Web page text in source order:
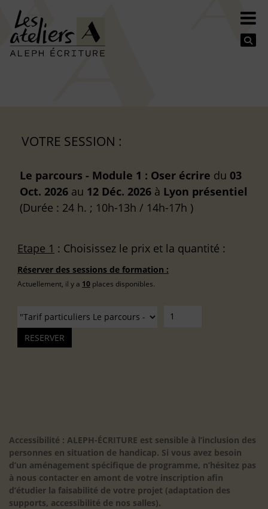
VOTRE SESSION :
Le parcours - Module 1 : Oser écrire du 03
Oct. 2026 au 12 Déc. 2026 à Lyon présentiel
(Durée : 24 h. ; 10h-13h / 14h-17h )
Etape 1 : Choisissez le prix et la quantité :
Réserver des sessions de formation :
Actuellement, il y a 10 places disponibles.
Accessibilité : ALEPH-ÉCRITURE est sensible à l’inclusion des
personnes en situation de handicap. Si vous avez besoin
d’un aménagement spécifique de programme, n’hésitez pas
à nous contacter en amont de votre inscription afin
d’étudier la faisabilité de votre projet (adaptation des
supports, accessibilité de nos salles).